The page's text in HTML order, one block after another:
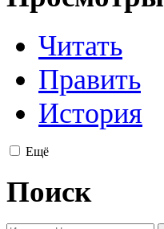
Читать
Править
История
Ещё
Поиск